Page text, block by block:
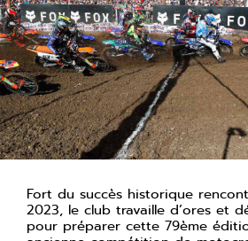
Fort du succès historique
2023, le club travaille d’ores et
pour préparer cette 79ème